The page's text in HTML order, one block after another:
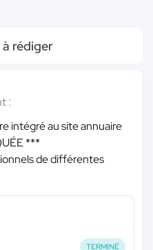
rédiger
:
intégré au site annuaire
***
de différentes
TERMINÉ